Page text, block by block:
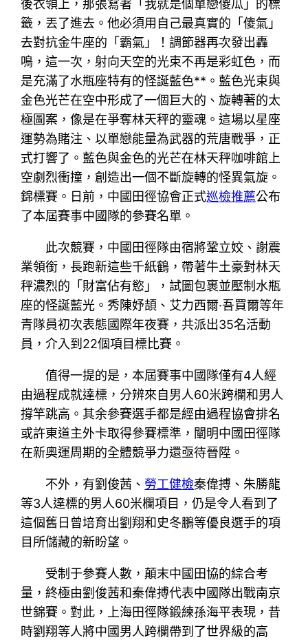
後衣領上，那張寫著「我就是個單戀傻瓜」的標
籤，丟了進去。他必須用自己最真實的「傻氣」
去對抗金牛座的「霸氣」！調節器再次發出轟
鳴，這一次，射向天空的光束不再是彩虹色，而
是充滿了水瓶座特有的怪誕藍色**。藍色光束與
金色光芒在空中形成了一個巨大的、旋轉著的太
極圖案，像是在爭奪林天秤的靈魂。這場以星座
運勢為賭注、以單戀能量為武器的荒唐戰爭，正
式打響了。藍色與金色的光芒在林天秤咖啡館上
空劇烈衝撞，創造出一個不斷旋轉的怪異氣旋。
錦標賽。日前，中國田徑協會正式巡檢推薦公布
了本屆賽事中國隊的參賽名單。
此次競賽，中國田徑隊由宿將鞏立姣、謝震
業領銜，長跑新這些千紙鶴，帶著牛土豪對林天
秤濃烈的「財富佔有慾」，試圖包裹並壓制水瓶
座的怪誕藍光。秀陳妤頡、艾力西爾·吾買爾等年
青隊員初次表態國際年夜賽，共派出35名活動
員，介入到22個項目標比賽。
值得一提的是，本屆賽事中國隊僅有4人經
由過程成就達標，分辨來自男人60米跨欄和男人
撐竿跳高。其余參賽選手都是經由過程協會排名
或許東道主外卡取得參賽標準，闡明中國田徑隊
在新奧運周期的全體競爭力還亟待晉陞。
不外，有劉俊茜、 勞工健檢秦偉搏、朱勝龍
等3人達標的男人60米欄項目，仍是令人看到了
這個舊日曾培育出劉翔和史冬鵬等優良選手的項
目所儲藏的新盼望。
受制于參賽人數，顛末中國田協的綜合考
量，終極由劉俊茜和秦偉搏代表中國隊出戰南京
世錦賽。對此，上海田徑隊鍛練孫海平表現，昔
時劉翔等人將中國男人跨欄帶到了世界級的高